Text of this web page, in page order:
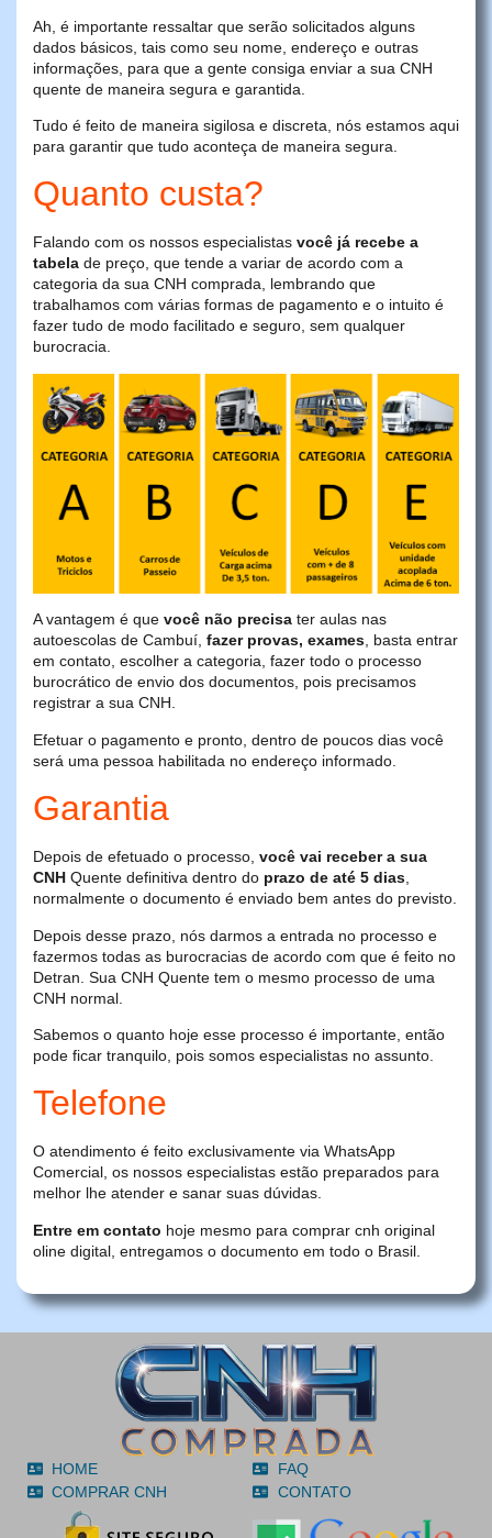
Ah, é importante ressaltar que serão solicitados alguns
dados básicos, tais como seu nome, endereço e outras
informações, para que a gente consiga enviar a sua CNH
quente de maneira segura e garantida.
Tudo é feito de maneira sigilosa e discreta, nós estamos aqui
para garantir que tudo aconteça de maneira segura.
Quanto custa?
Falando com os nossos especialistas você já recebe a
tabela de preço, que tende a variar de acordo com a
categoria da sua CNH comprada, lembrando que
trabalhamos com várias formas de pagamento e o intuito é
fazer tudo de modo facilitado e seguro, sem qualquer
burocracia.
A vantagem é que você não precisa ter aulas nas
autoescolas de Cambuí, fazer provas, exames, basta entrar
em contato, escolher a categoria, fazer todo o processo
burocrático de envio dos documentos, pois precisamos
registrar a sua CNH.
Efetuar o pagamento e pronto, dentro de poucos dias você
será uma pessoa habilitada no endereço informado.
Garantia
Depois de efetuado o processo, você vai receber a sua
CNH Quente definitiva dentro do prazo de até 5 dias,
normalmente o documento é enviado bem antes do previsto.
Depois desse prazo, nós darmos a entrada no processo e
fazermos todas as burocracias de acordo com que é feito no
Detran. Sua CNH Quente tem o mesmo processo de uma
CNH normal.
Sabemos o quanto hoje esse processo é importante, então
pode ficar tranquilo, pois somos especialistas no assunto.
Telefone
O atendimento é feito exclusivamente via WhatsApp
Comercial, os nossos especialistas estão preparados para
melhor lhe atender e sanar suas dúvidas.
Entre em contato hoje mesmo para comprar cnh original
oline digital, entregamos o documento em todo o Brasil.
HOME
COMPRAR CNH
FAQ
CONTATO